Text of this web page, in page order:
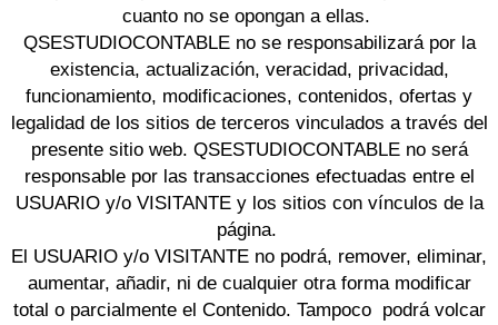
cuanto no se opongan a ellas.
QSESTUDIOCONTABLE no se responsabilizará por la
existencia, actualización, veracidad, privacidad,
funcionamiento, modificaciones, contenidos, ofertas y
legalidad de los sitios de terceros vinculados a través del
presente sitio web. QSESTUDIOCONTABLE no será
responsable por las transacciones efectuadas entre el
USUARIO y/o VISITANTE y los sitios con vínculos de la
página.
El USUARIO y/o VISITANTE no podrá, remover, eliminar,
aumentar, añadir, ni de cualquier otra forma modificar
total o parcialmente el Contenido. Tampoco podrá volcar